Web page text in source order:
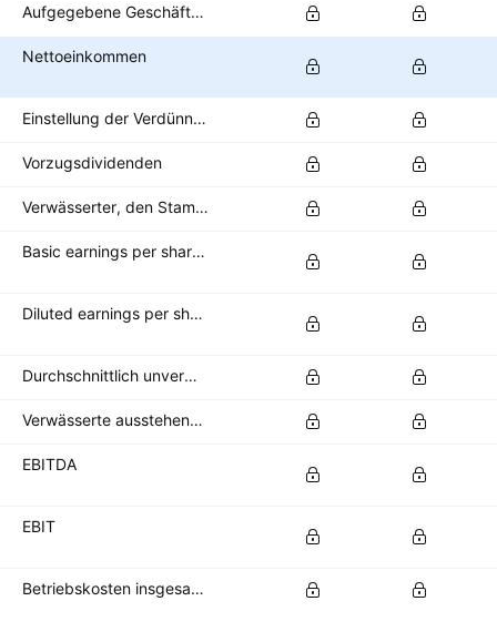
Aufgegebene Geschäftsbereiche
Nettoeinkommen
Einstellung der Verdünnung
Vorzugsdividenden
Verwässerter, den Stammaktionären zustehender Nettogewinn
Basic earnings per share (basic EPS)
Diluted earnings per share (diluted EPS)
Durchschnittlich unverwässerte Aktien im Umlauf
Verwässerte ausstehende Aktien
EBITDA
EBIT
Betriebskosten insgesamt